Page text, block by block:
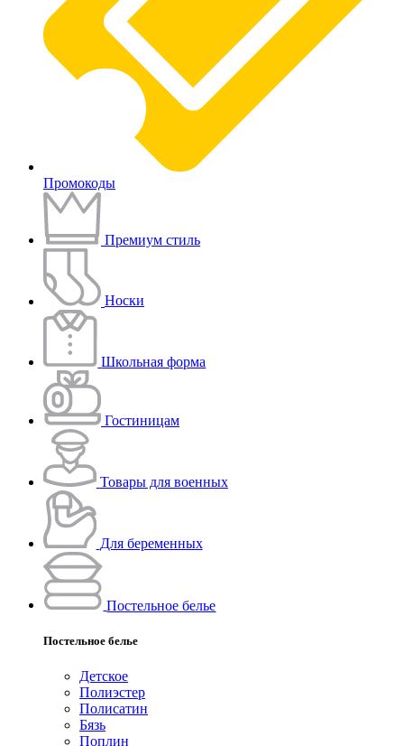
Промокоды
Премиум стиль
Носки
Школьная форма
Гостиницам
Товары для военных
Для беременных
Постельное белье
Постельное белье
Детское
Полиэстeр
Полисатин
Бязь
Поплин